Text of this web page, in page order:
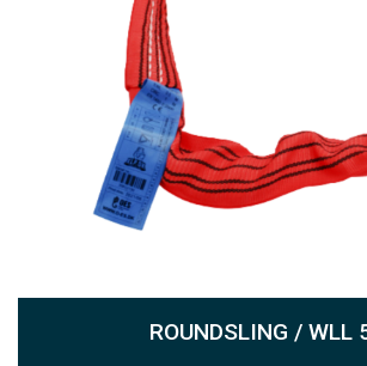
ROUNDSLING / WLL